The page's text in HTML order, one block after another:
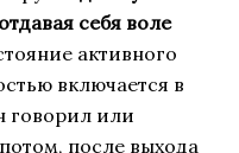
себя воле
активного
включается в
говорил или
после выхода